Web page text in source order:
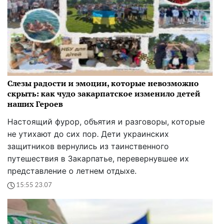
Слезы радости и эмоции, которые невозможно
скрыть: как чудо закарпатское изменило детей
наших Героев
Настоящий фурор, объятия и разговоры, которые
не утихают до сих пор. Дети украинских
защитников вернулись из таинственного
путешествия в Закарпатье, перевернувшее их
представление о летнем отдыхе.
15:55 23.07